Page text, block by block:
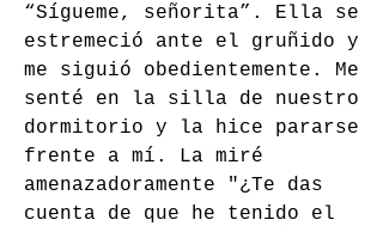
“Sígueme, señorita”. Ella se
estremeció ante el gruñido y
me siguió obedientemente. Me
senté en la silla de nuestro
dormitorio y la hice pararse
frente a mí. La miré
amenazadoramente "¿Te das
cuenta de que he tenido el